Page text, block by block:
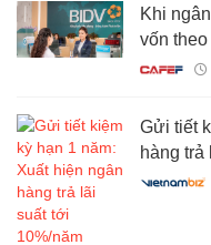
Khi
vốn
Gửi tiết
hàng trả